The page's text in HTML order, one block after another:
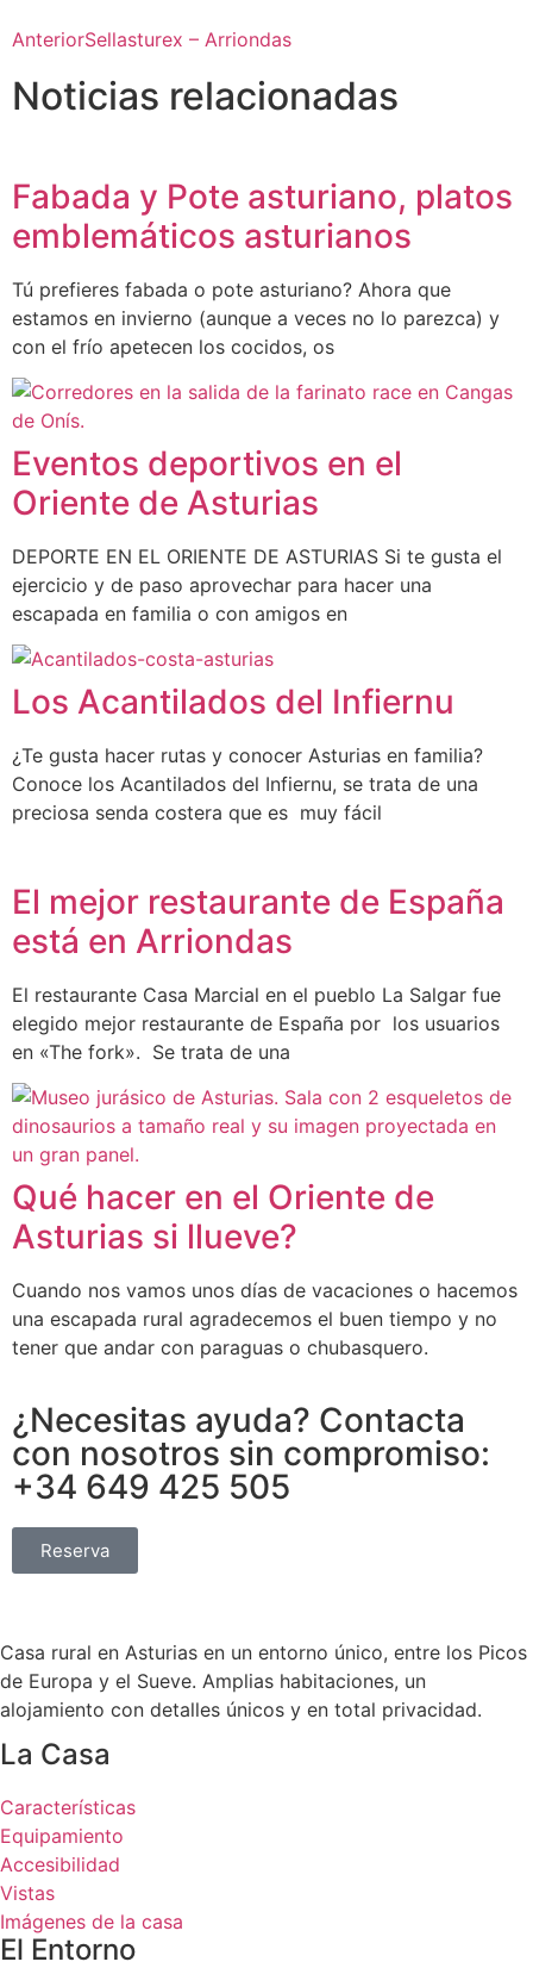
AnteriorSellasturex – Arriondas
Noticias relacionadas
Fabada y Pote asturiano, platos
emblemáticos asturianos
Tú prefieres fabada o pote asturiano? Ahora que
estamos en invierno (aunque a veces no lo parezca) y
con el frío apetecen los cocidos, os
Eventos deportivos en el
Oriente de Asturias
DEPORTE EN EL ORIENTE DE ASTURIAS Si te gusta el
ejercicio y de paso aprovechar para hacer una
escapada en familia o con amigos en
Los Acantilados del Infiernu
¿Te gusta hacer rutas y conocer Asturias en familia?
Conoce los Acantilados del Infiernu, se trata de una
preciosa senda costera que es muy fácil
El mejor restaurante de España
está en Arriondas
El restaurante Casa Marcial en el pueblo La Salgar fue
elegido mejor restaurante de España por los usuarios
en «The fork». Se trata de una
Qué hacer en el Oriente de
Asturias si llueve?
Cuando nos vamos unos días de vacaciones o hacemos
una escapada rural agradecemos el buen tiempo y no
tener que andar con paraguas o chubasquero.
¿Necesitas ayuda? Contacta
con nosotros sin compromiso:
+34 649 425 505
Reserva
Casa rural en Asturias en un entorno único, entre los Picos
de Europa y el Sueve. Amplias habitaciones, un
alojamiento con detalles únicos y en total privacidad.
La Casa
Características
Equipamiento
Accesibilidad
Vistas
Imágenes de la casa
El Entorno